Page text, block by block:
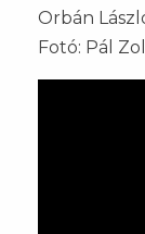
Orbán
Fotó: Pál